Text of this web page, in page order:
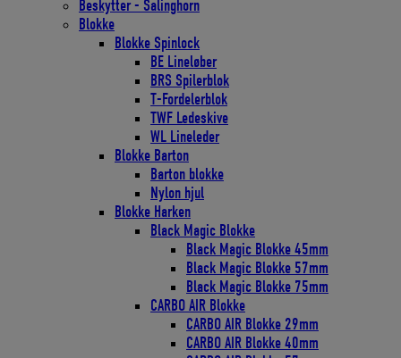
Beskytter - Salinghorn
Blokke
Blokke Spinlock
BE Lineløber
BRS Spilerblok
T-Fordelerblok
TWF Ledeskive
WL Lineleder
Blokke Barton
Barton blokke
Nylon hjul
Blokke Harken
Black Magic Blokke
Black Magic Blokke 45mm
Black Magic Blokke 57mm
Black Magic Blokke 75mm
CARBO AIR Blokke
CARBO AIR Blokke 29mm
CARBO AIR Blokke 40mm